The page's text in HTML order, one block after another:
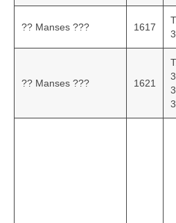
?? Manses ??? 1617
?? Manses ??? 1621